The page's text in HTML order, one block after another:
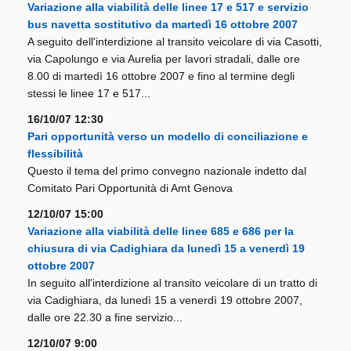
Variazione alla viabilità delle linee 17 e 517 e servizio
bus navetta sostitutivo da martedì 16 ottobre 2007
A seguito dell'interdizione al transito veicolare di via Casotti,
via Capolungo e via Aurelia per lavori stradali, dalle ore
8.00 di martedì 16 ottobre 2007 e fino al termine degli
stessi le linee 17 e 517...
16/10/07 12:30
Pari opportunità verso un modello di conciliazione e
flessibilità
Questo il tema del primo convegno nazionale indetto dal
Comitato Pari Opportunità di Amt Genova
12/10/07 15:00
Variazione alla viabilità delle linee 685 e 686 per la
chiusura di via Cadighiara da lunedì 15 a venerdì 19
ottobre 2007
In seguito all'interdizione al transito veicolare di un tratto di
via Cadighiara, da lunedì 15 a venerdì 19 ottobre 2007,
dalle ore 22.30 a fine servizio...
12/10/07 9:00